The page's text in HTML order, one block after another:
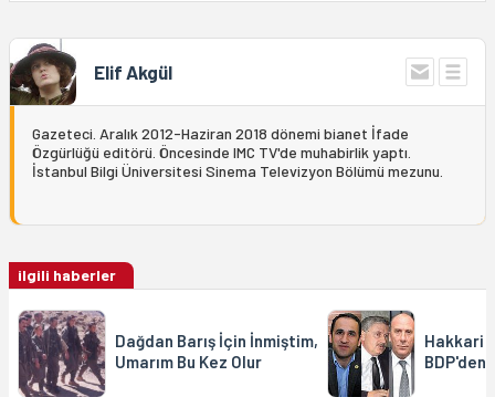
Elif Akgül
Gazeteci. Aralık 2012-Haziran 2018 dönemi bianet İfade
Özgürlüğü editörü. Öncesinde IMC TV'de muhabirlik yaptı.
İstanbul Bilgi Üniversitesi Sinema Televizyon Bölümü mezunu.
ilgili haberler
Dağdan Barış İçin İnmiştim,
Umarım Bu Kez Olur
Hakkari
BDP'den